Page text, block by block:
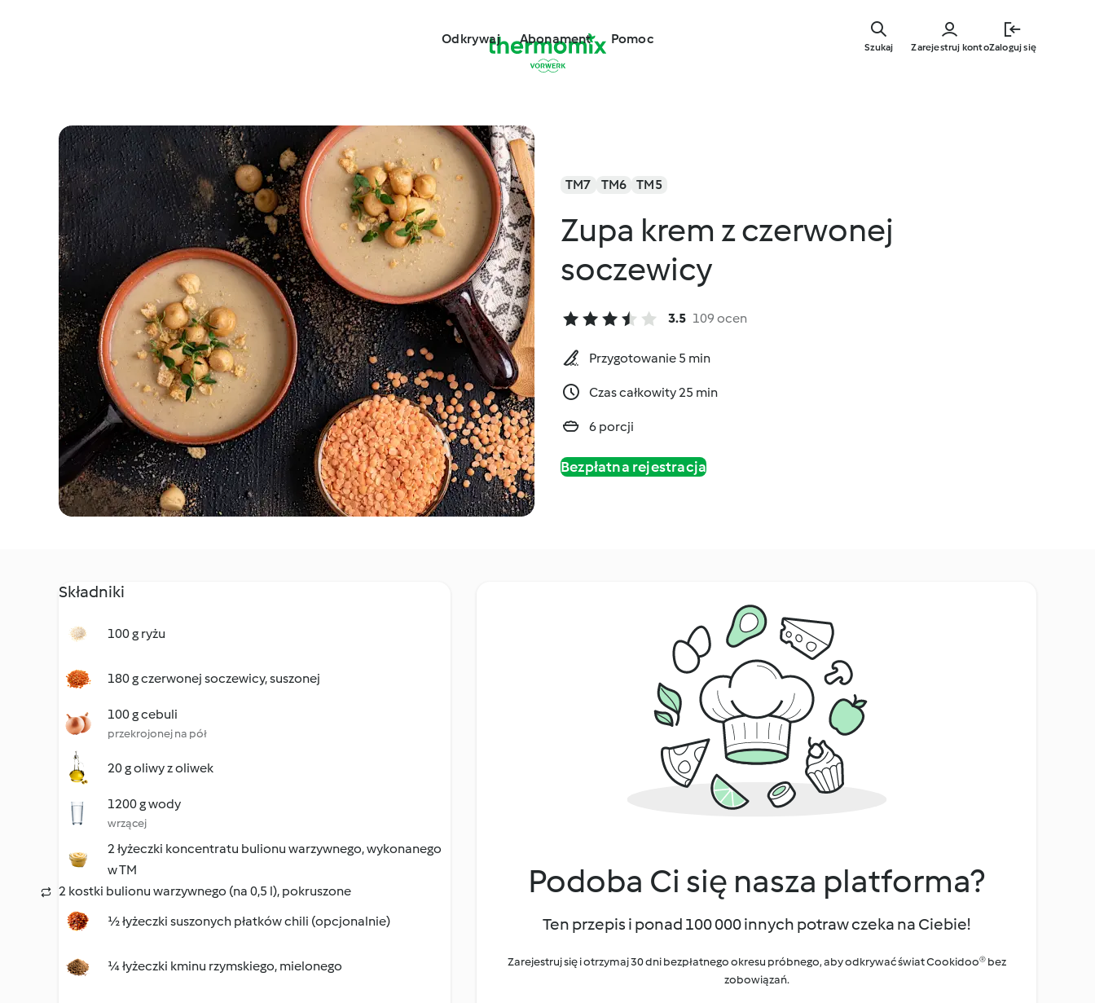
głównej
Odkrywaj Abonament Pomoc
Zarejestruj kontoZaloguj się
Szukaj
TM7 TM6 TM5
Zupa krem z czerwonej
soczewicy
3.5 109 ocen
Przygotowanie 5 min
Czas całkowity 25 min
6 porcji
Bezpłatna rejestracja
Składniki
100 g ryżu
180 g czerwonej soczewicy, suszonej
100 g cebuli
przekrojonej na pół
20 g oliwy z oliwek
1200 g wody
wrzącej
2 łyżeczki koncentratu bulionu warzywnego, wykonanego
w TM
2 kostki bulionu warzywnego (na 0,5 l), pokruszone
½ łyżeczki suszonych płatków chili (opcjonalnie)
¼ łyżeczki kminu rzymskiego, mielonego
Podoba Ci się nasza platforma?
Ten przepis i ponad 100 000 innych potraw czeka na Ciebie!
Zarejestruj się i otrzymaj 30 dni bezpłatnego okresu próbnego, aby odkrywać świat Cookidoo® bez
zobowiązań.